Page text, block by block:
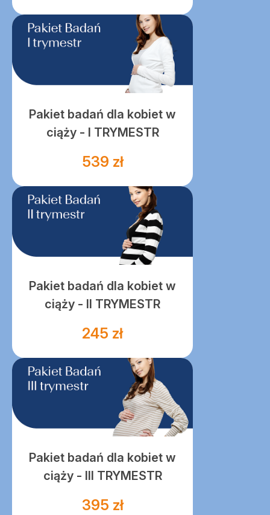
Pakiet badań dla kobiet w
ciąży - I TRYMESTR
539 zł
Pakiet badań dla kobiet w
ciąży - II TRYMESTR
245 zł
Pakiet badań dla kobiet w
ciąży - III TRYMESTR
395 zł